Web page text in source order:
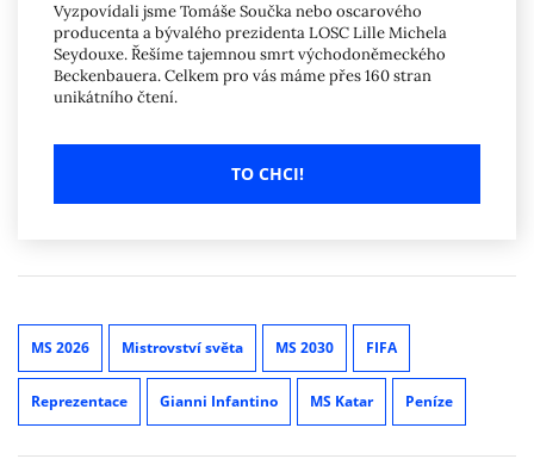
Vyzpovídali jsme Tomáše Součka nebo oscarového
producenta a bývalého prezidenta LOSC Lille Michela
Seydouxe. Řešíme tajemnou smrt východoněmeckého
Beckenbauera. Celkem pro vás máme přes 160 stran
unikátního čtení.
TO CHCI!
MS 2026 Mistrovství světa MS 2030 FIFA
Reprezentace Gianni Infantino MS Katar Peníze